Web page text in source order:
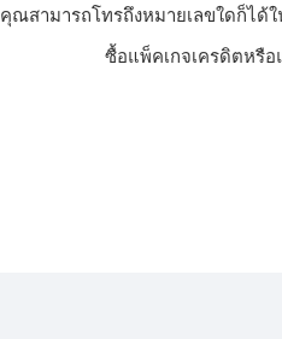
คุณสามารถโทรถึงหมายเลขใดก็ได้
ซื้อแพ็คเกจเครดิตหรือ